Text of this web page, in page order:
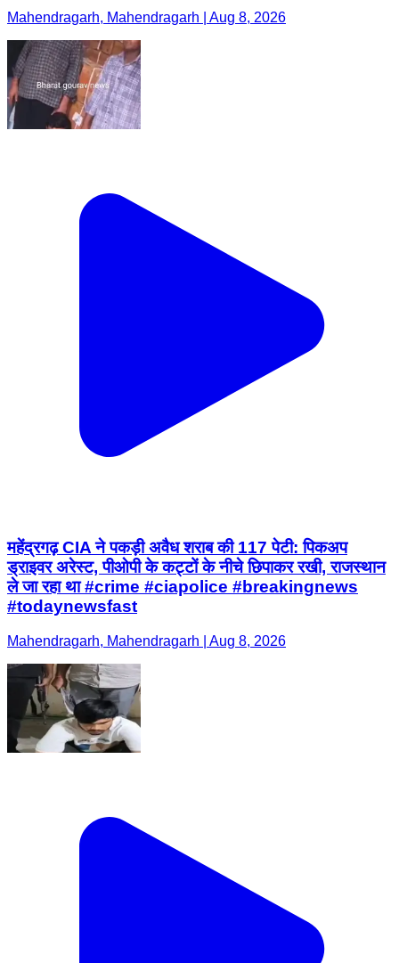
Mahendragarh, Mahendragarh | Aug 8, 2026
महेंद्रगढ़ CIA ने पकड़ी अवैध शराब की 117 पेटी: पिकअप
ड्राइवर अरेस्ट, पीओपी के कट्टों के नीचे छिपाकर रखी, राजस्थान
ले जा रहा था #crime #ciapolice #breakingnews
#todaynewsfast
Mahendragarh, Mahendragarh | Aug 8, 2026